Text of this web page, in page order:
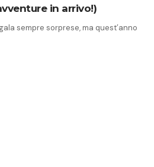
in arrivo!)
sempre sorprese, ma quest’anno